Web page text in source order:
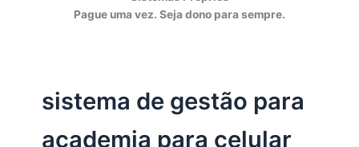
Pague uma vez. Seja dono para sempre.
sistema de gestão para
academia para celular